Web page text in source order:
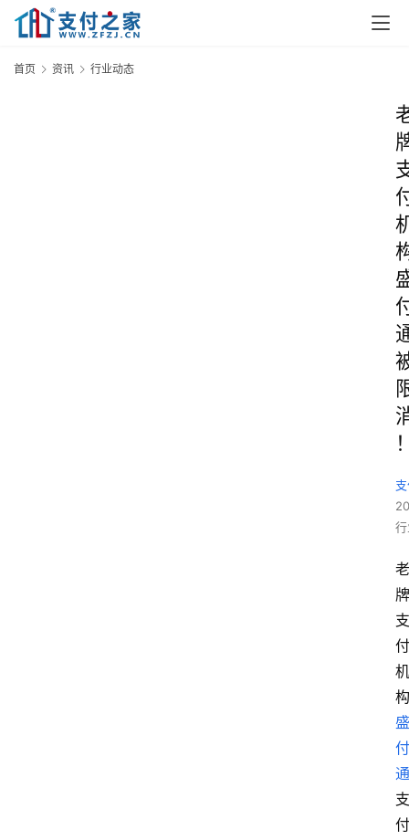
首页 资讯 行业动态
老
牌
支
付
机
构
盛
付
通
支
付